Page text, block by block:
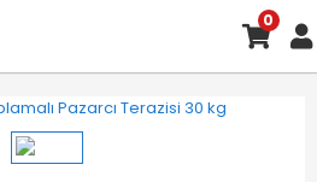
0